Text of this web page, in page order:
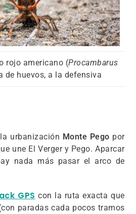
rojo americano (Procambarus
de huevos, a la defensiva
urbanización Monte Pego por
une El Verger y Pego. Aparcar
nada más pasar el arco de
GPS con la ruta exacta que
paradas cada pocos tramos